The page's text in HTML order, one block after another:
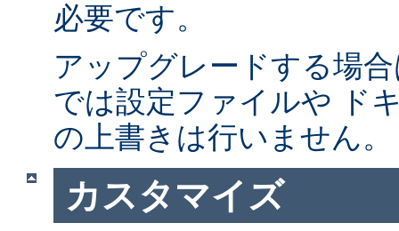
必要です。
アップグレードする場
では設定ファイルや ド
の上書きは行いません。
カスタマイズ